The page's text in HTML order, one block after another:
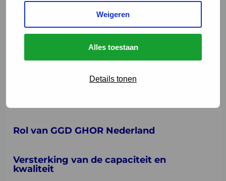
Weigeren
Alles toestaan
Details tonen
Vaccineren bij de GGD’en is eenduidig,
toegankelijk en betrouwbaar voor inwoners en
Rol van GGD GHOR Nederland
Versterking van de capaciteit en
kwaliteit